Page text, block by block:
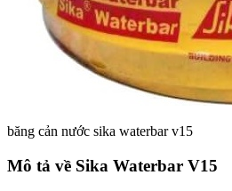
băng cản nước sika waterbar v15
Mô tả về Sika Waterbar V15